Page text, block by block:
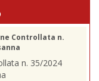
Controllata n.
n. 35/2024